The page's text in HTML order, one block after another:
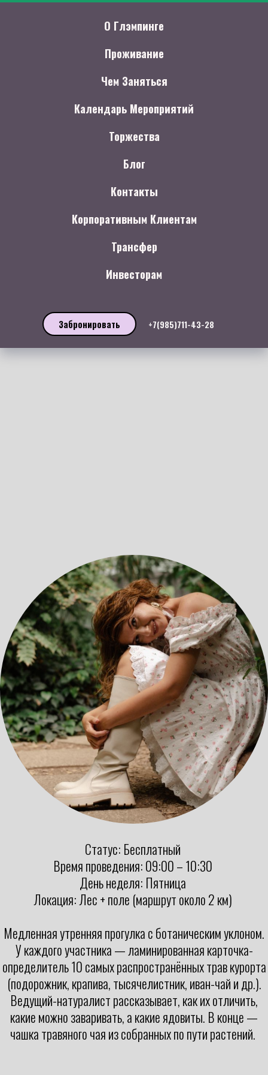
О Глэмпинге
Проживание
Чем Заняться
Календарь Мероприятий
Торжества
Блог
Контакты
Корпоративным Клиентам
Трансфер
Инвесторам
Забронировать +7(985)711-43-28
Статус: Бесплатный
Время проведения: 09:00 – 10:30
День неделя: Пятница
Локация: Лес + поле (маршрут около 2 км)
Медленная утренняя прогулка с ботаническим уклоном.
У каждого участника — ламинированная карточка-
определитель 10 самых распространённых трав курорта
(подорожник, крапива, тысячелистник, иван-чай и др.).
Ведущий-натуралист рассказывает, как их отличить,
какие можно заваривать, а какие ядовиты. В конце —
чашка травяного чая из собранных по пути растений.